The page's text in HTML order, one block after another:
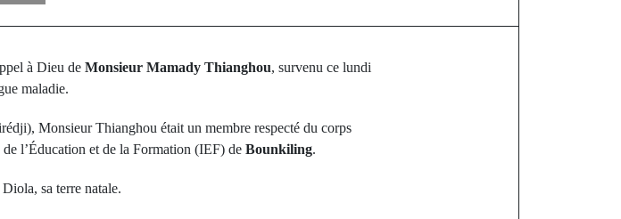
à Dieu de Monsieur Mamady Thianghou, survenu ce lundi
maladie.
Monsieur Thianghou était un membre respecté du corps
de l’Éducation et de la Formation (IEF) de Bounkiling.
sa terre natale.